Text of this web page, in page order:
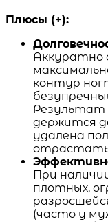
Плюсы (+):
Аккуратно
контур
Результат
держится
удалена
отрастать
При
плотных,
(часто у